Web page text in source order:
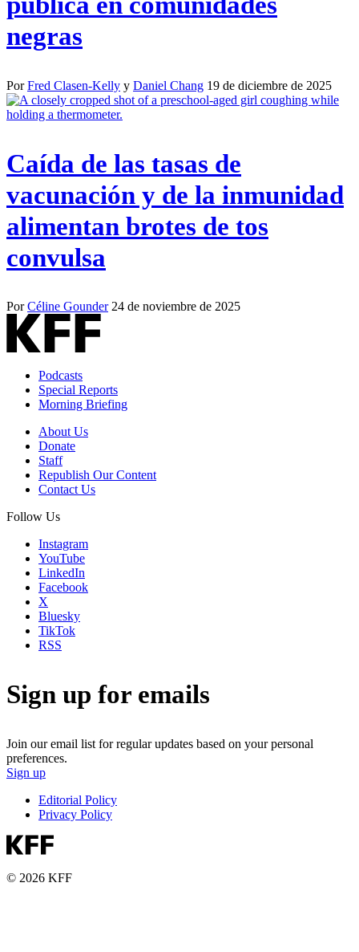
negras
PorFred Clasen-Kelly y Daniel Chang 19 de diciembre de 2025
Caída de las tasas de
vacunación y de la inmunidad
alimentan brotes de tos
convulsa
PorCéline Gounder 24 de noviembre de 2025
Podcasts
Special Reports
Morning Briefing
About Us
Donate
Staff
Republish Our Content
Contact Us
Follow Us
Instagram
YouTube
LinkedIn
Facebook
X
Bluesky
TikTok
RSS
Sign up for emails
Join our email list for regular updates based on your personal
preferences.
Sign up
Editorial Policy
Privacy Policy
© 2026 KFF